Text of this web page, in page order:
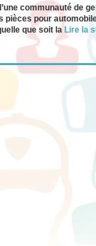
communauté de
pièces pour
que soit la Lire la